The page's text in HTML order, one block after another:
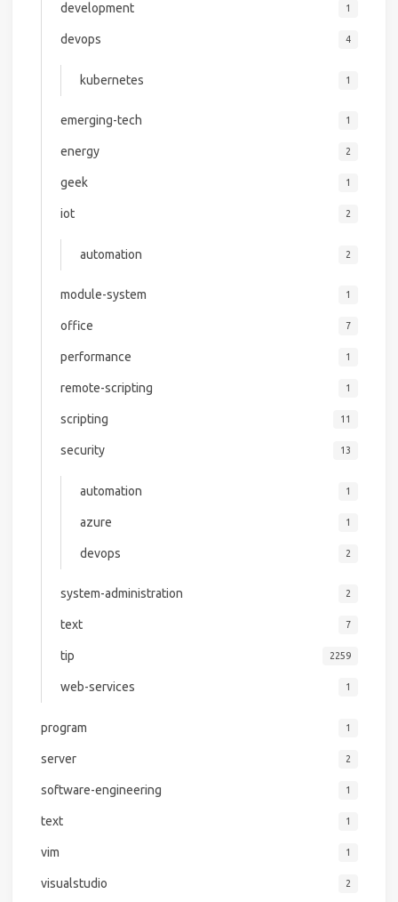
development 1
devops 4
kubernetes 1
emerging-tech 1
energy 2
geek 1
iot 2
automation 2
module-system 1
office 7
performance 1
remote-scripting 1
scripting 11
security 13
automation 1
azure 1
devops 2
system-administration 2
text 7
tip 2259
web-services 1
program 1
server 2
software-engineering 1
text 1
vim 1
visualstudio 2